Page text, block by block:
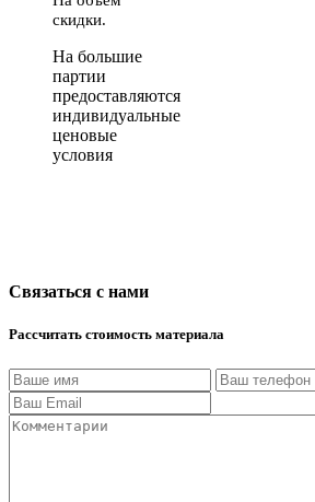
скидки.
На большие
партии
предоставляются
индивидуальные
ценовые
условия
Связаться с нами
Рассчитать стоимость материала